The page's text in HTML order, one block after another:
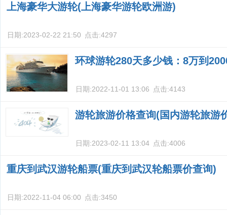
上海豪华大游轮(上海豪华游轮欧洲游)
日期:2023-02-22 21:50 点击:4297
环球游轮280天多少钱：8万到
日期:2022-11-01 13:06 点击:4143
游轮旅游价格查询(国内游轮旅游
日期:2023-02-11 13:04 点击:4006
重庆到武汉游轮船票(重庆到武汉轮船票价查询)
日期:2022-11-04 06:00 点击:3450